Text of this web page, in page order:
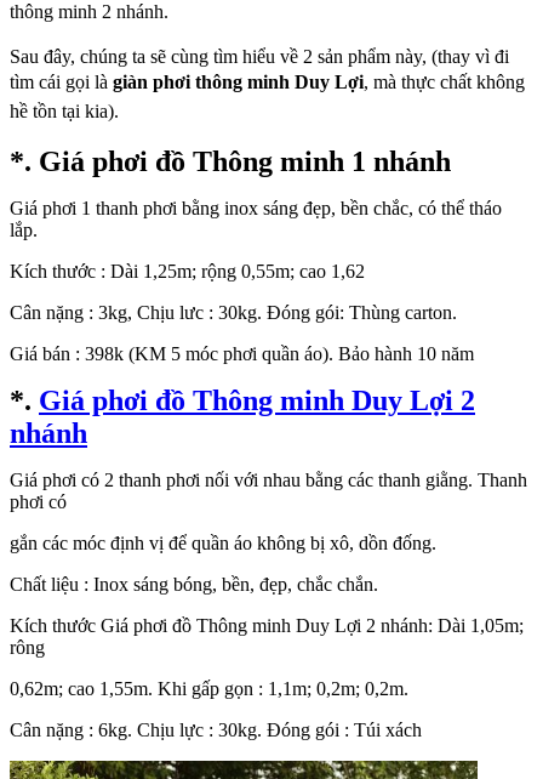
thông minh 2 nhánh.
Sau đây, chúng ta sẽ cùng tìm hiểu về 2 sản phẩm này, (thay vì đi
tìm cái gọi là giàn phơi thông minh Duy Lợi, mà thực chất không
hề tồn tại kia).
*. Giá phơi đồ Thông minh 1 nhánh
Giá phơi 1 thanh phơi bằng inox sáng đẹp, bền chắc, có thể tháo
lắp.
Kích thước : Dài 1,25m; rộng 0,55m; cao 1,62
Cân nặng : 3kg, Chịu lưc : 30kg. Đóng gói: Thùng carton.
Giá bán : 398k (KM 5 móc phơi quần áo). Bảo hành 10 năm
*. Giá phơi đồ Thông minh Duy Lợi 2
nhánh
Giá phơi có 2 thanh phơi nối với nhau bằng các thanh giằng. Thanh
phơi có
gắn các móc định vị để quần áo không bị xô, dồn đống.
Chất liệu : Inox sáng bóng, bền, đẹp, chắc chắn.
Kích thước Giá phơi đồ Thông minh Duy Lợi 2 nhánh: Dài 1,05m;
rông
0,62m; cao 1,55m. Khi gấp gọn : 1,1m; 0,2m; 0,2m.
Cân nặng : 6kg. Chịu lực : 30kg. Đóng gói : Túi xách